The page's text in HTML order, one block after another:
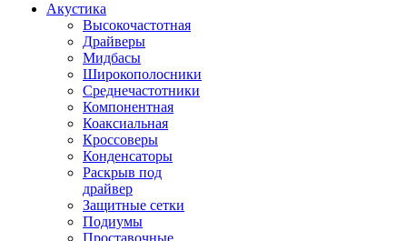
Акустика
Высокочастотная
Драйверы
Мидбасы
Широкополосники
Среднечастотники
Компонентная
Коаксиальная
Кроссоверы
Конденсаторы
Раскрыв под
драйвер
Защитные сетки
Подиумы
Проставочные